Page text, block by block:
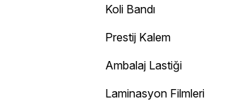
Koli Bandı
Prestij Kalem
Ambalaj Lastiği
Laminasyon Filmleri